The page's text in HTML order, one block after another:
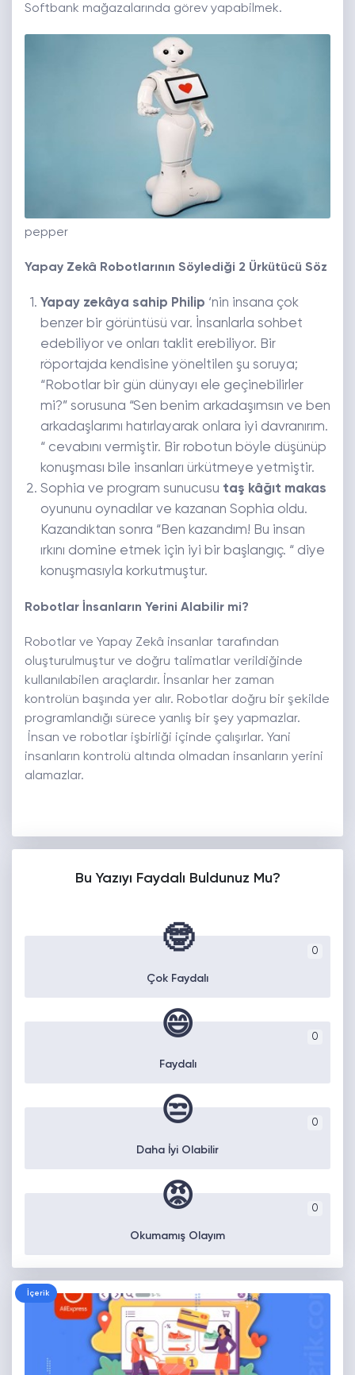
Softbank mağazalarında görev yapabilmek.
pepper
Yapay Zekâ Robotlarının Söylediği 2 Ürkütücü Söz
Yapay zekâya sahip Philip ‘nin insana çok
benzer bir görüntüsü var. İnsanlarla sohbet
edebiliyor ve onları taklit erebiliyor. Bir
röportajda kendisine yöneltilen şu soruya;
“Robotlar bir gün dünyayı ele geçinebilirler
mi?” sorusuna “Sen benim arkadaşımsın ve ben
arkadaşlarımı hatırlayarak onlara iyi davranırım.
“ cevabını vermiştir. Bir robotun böyle düşünüp
konuşması bile insanları ürkütmeye yetmiştir.
Sophia ve program sunucusu taş kâğıt makas
oyununu oynadılar ve kazanan Sophia oldu.
Kazandıktan sonra “Ben kazandım! Bu insan
ırkını domine etmek için iyi bir başlangıç. “ diye
konuşmasıyla korkutmuştur.
Robotlar İnsanların Yerini Alabilir mi?
Robotlar ve Yapay Zekâ insanlar tarafından
oluşturulmuştur ve doğru talimatlar verildiğinde
kullanılabilen araçlardır. İnsanlar her zaman
kontrolün başında yer alır. Robotlar doğru bir şekilde
programlandığı sürece yanlış bir şey yapmazlar.
İnsan ve robotlar işbirliği içinde çalışırlar. Yani
insanların kontrolü altında olmadan insanların yerini
alamazlar.
Bu Yazıyı Faydalı Buldunuz Mu?
0
🤓
Çok Faydalı
0
😄
Faydalı
0
😒
Daha İyi Olabilir
0
😡
Okumamış Olayım
İçerik